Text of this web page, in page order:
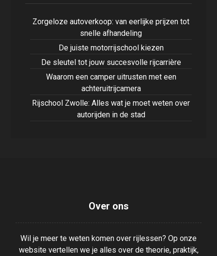
Zorgeloze autoverkoop: van eerlijke prijzen tot
snelle afhandeling
De juiste motorrijschool kiezen
De sleutel tot jouw succesvolle rijcarrière
Waarom een camper uitrusten met een
achteruitrijcamera
Rijschool Zwolle: Alles wat je moet weten over
autorijden in de stad
Over ons
Wil je meer te weten komen over rijlessen? Op onze
website vertellen we je alles over de theorie, praktijk,